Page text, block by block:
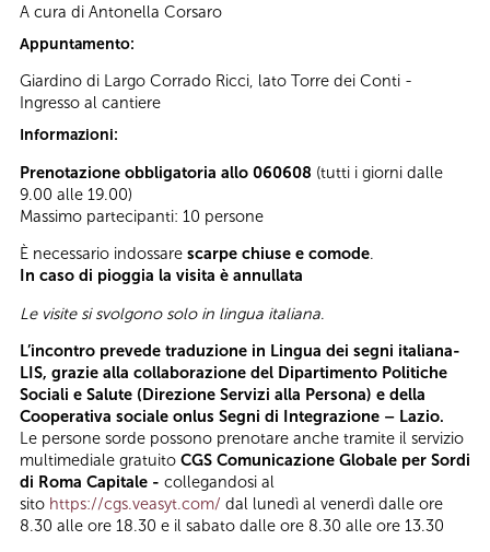
A cura di Antonella Corsaro
Appuntamento:
Giardino di Largo Corrado Ricci, lato Torre dei Conti -
Ingresso al cantiere
Informazioni:
Prenotazione obbligatoria allo 060608 (tutti i giorni dalle
9.00 alle 19.00)
Massimo partecipanti: 10 persone
È necessario indossare scarpe chiuse e comode.
In caso di pioggia la visita è annullata
Le visite si svolgono solo in lingua italiana.
L’incontro prevede traduzione in Lingua dei segni italiana-
LIS, grazie alla collaborazione del Dipartimento Politiche
Sociali e Salute (Direzione Servizi alla Persona) e della
Cooperativa sociale onlus Segni di Integrazione – Lazio.
Le persone sorde possono prenotare anche tramite il servizio
multimediale gratuito CGS Comunicazione Globale per Sordi
di Roma Capitale - collegandosi al
sito https://cgs.veasyt.com/ dal lunedì al venerdì dalle ore
8.30 alle ore 18.30 e il sabato dalle ore 8.30 alle ore 13.30